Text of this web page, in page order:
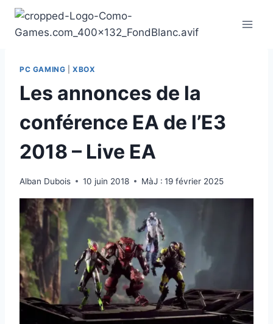
Aller
contenu
PC GAMING |XBOX
Les annonces de la
conférence EA de l’E3
2018 – Live EA
Alban Dubois 10 juin 2018 MàJ : 19 février 2025